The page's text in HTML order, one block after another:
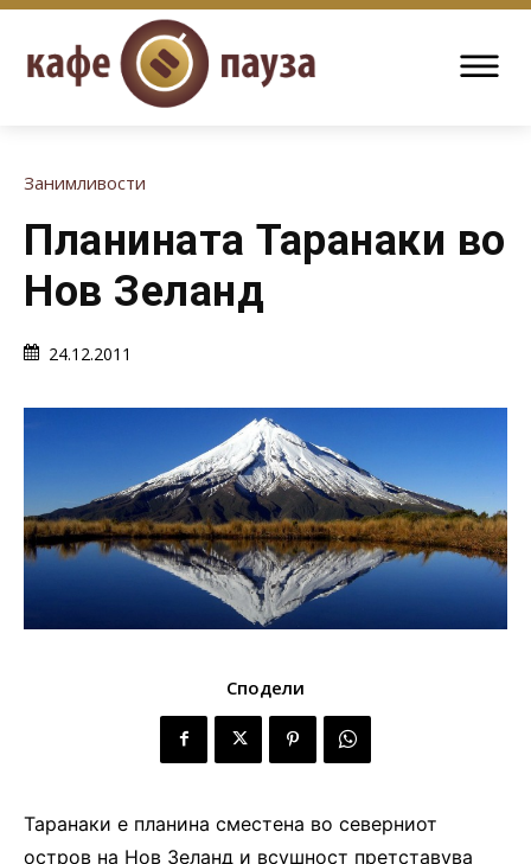
Занимливости
Планината Таранаки во
Нов Зеланд
24.12.2011
Сподели
Таранаки е планина сместена во северниот
остров на Нов Зеланд и всушност претставува